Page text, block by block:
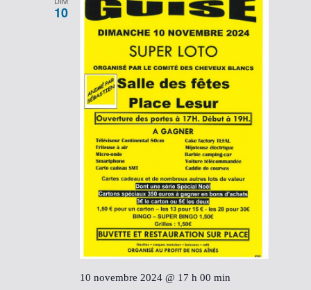
10
10 novembre 2024 @ 17 h 00 min